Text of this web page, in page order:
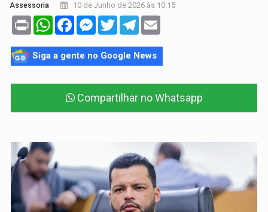
Assessoria 10 de Junho de 2026 às 10:15
Print WhatsAppFacebookMessenger
TwitterTelegram
Siga a gente no Google News
Compartilhar no Whatsapp